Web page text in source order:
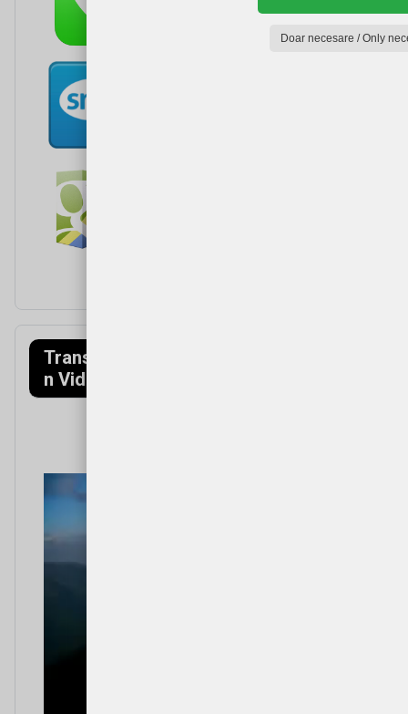
Transfagarasa
n Video
Doar necesare / Only